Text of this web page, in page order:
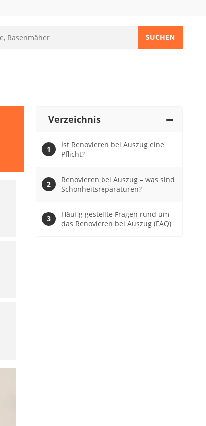
SUCHEN
Verzeichnis
Ist Renovieren bei Auszug eine
Pflicht?
Renovieren bei Auszug – was sind
Schönheitsreparaturen?
Häufig gestellte Fragen rund um
das Renovieren bei Auszug (FAQ)